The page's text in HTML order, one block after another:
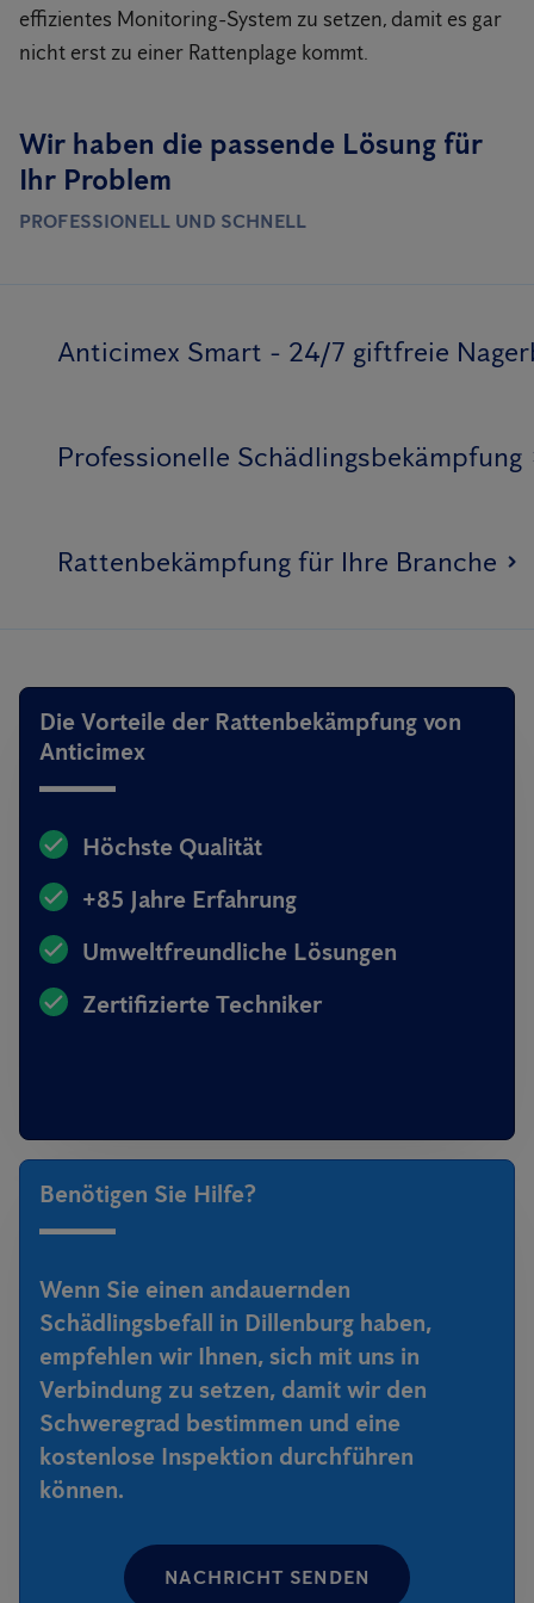
effizientes Monitoring-System zu setzen, damit es gar
nicht erst zu einer Rattenplage kommt.
Wir haben die passende Lösung für
Ihr Problem
PROFESSIONELL UND SCHNELL
Anticimex Smart - 24/7 giftfreie
Professionelle Schädlingsbekämpfung
Rattenbekämpfung für Ihre Branche
Die Vorteile der Rattenbekämpfung von
Anticimex
Höchste Qualität
+85 Jahre Erfahrung
Umweltfreundliche Lösungen
Zertifizierte Techniker
Benötigen Sie Hilfe?
Wenn Sie einen andauernden
Schädlingsbefall in Dillenburg haben,
empfehlen wir Ihnen, sich mit uns in
Verbindung zu setzen, damit wir den
Schweregrad bestimmen und eine
kostenlose Inspektion durchführen
können.
NACHRICHT SENDEN